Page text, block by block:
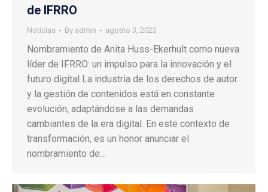
de IFRRO
Noticias By admin agosto 3, 2023
Nombramiento de Anita Huss-Ekerhult como nueva
líder de IFRRO: un impulso para la innovación y el
futuro digital La industria de los derechos de autor
y la gestión de contenidos está en constante
evolución, adaptándose a las demandas
cambiantes de la era digital. En este contexto de
transformación, es un honor anunciar el
nombramiento de…